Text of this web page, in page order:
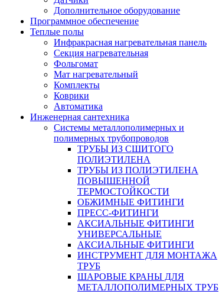
Дополнительное оборудование
Программное обеспечение
Теплые полы
Инфракрасная нагревательная панель
Секция нагревательная
Фольгомат
Мат нагревательный
Комплекты
Коврики
Автоматика
Инженерная сантехника
Системы металлополимерных и
полимерных трубопроводов
ТРУБЫ ИЗ СШИТОГО
ПОЛИЭТИЛЕНА
ТРУБЫ ИЗ ПОЛИЭТИЛЕНА
ПОВЫШЕННОЙ
ТЕРМОСТОЙКОСТИ
ОБЖИМНЫЕ ФИТИНГИ
ПРЕСС-ФИТИНГИ
АКСИАЛЬНЫЕ ФИТИНГИ
УНИВЕРСАЛЬНЫЕ
АКСИАЛЬНЫЕ ФИТИНГИ
ИНСТРУМЕНТ ДЛЯ МОНТАЖА
ТРУБ
ШАРОВЫЕ КРАНЫ ДЛЯ
МЕТАЛЛОПОЛИМЕРНЫХ ТРУБ